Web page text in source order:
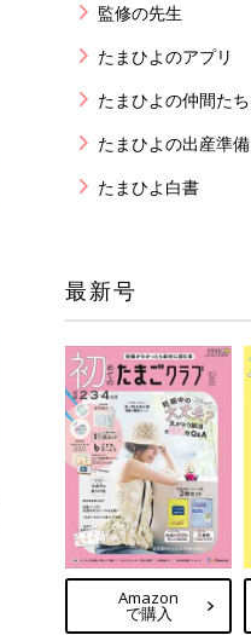
監修の先生
たまひよのアプリ
たまひよの仲間たち
たまひよの出産準備
たまひよ白書
最新号
Amazon
で購入